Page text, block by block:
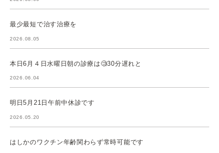
最少最短で治す治療を
2026.08.05
本日6月４日水曜日朝の診療は🧐30分遅れと
2026.06.04
明日5月21日午前中休診です
2026.05.20
はしかのワクチン年齢関わらず常時可能です